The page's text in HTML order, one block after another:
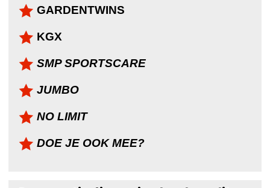
GARDENTWINS
KGX
SMP SPORTSCARE
JUMBO
NO LIMIT
DOE JE OOK MEE?